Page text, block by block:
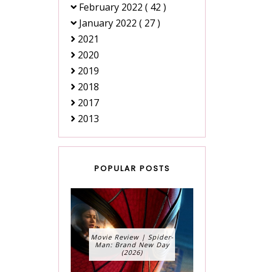
February 2022 ( 42 )
January 2022 ( 27 )
2021
2020
2019
2018
2017
2013
POPULAR POSTS
Movie Review | Spider-
Man: Brand New Day
(2026)